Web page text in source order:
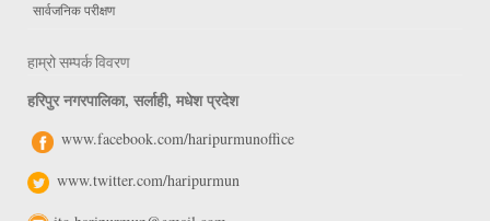
सार्वजनिक परीक्षण
हाम्रो सम्पर्क विवरण
हरिपुर नगरपालिका, सर्लाही, मधेश प्रदेश
www.facebook.com/haripurmunoffice
www.twitter.com/haripurmun